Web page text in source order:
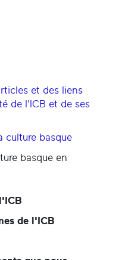
et des liens
de l'ICB et de ses
culture basque
basque en
de l'ICB